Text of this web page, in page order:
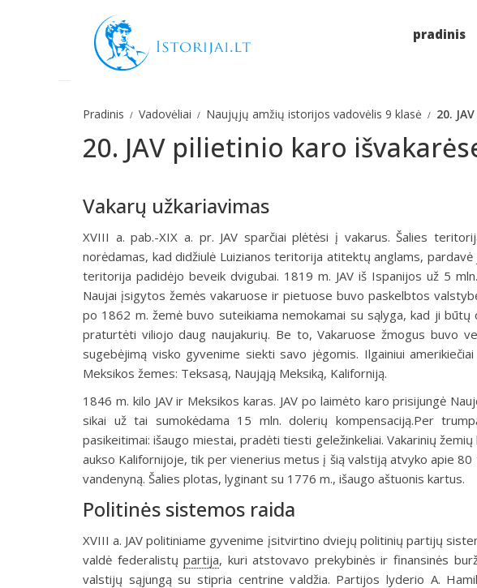
pradinis
Pradinis Vadovėliai Naujųjų amžių istorijos vadovėlis 9 klasė 20.
20. JAV pilietinio karo
Vakarų užkariavimas
XVIII a. pab.-XIX a. pr. JAV sparčiai plėtėsi į va­karus. Šalies
norėdamas, kad didžiulė Luizianos teritorija ati­tektų anglams, pardavė
teritorija padi­dėjo beveik dvigubai. 1819 m. JAV iš Ispanijos už 5
Naujai įsigytos žemės vakaruose ir pietuose buvo paskelbtos
po 1862 m. žemė buvo suteikiama nemo­kamai su sąlyga, kad ji
praturtėti viliojo daug naujakurių. Be to, Vakaruose žmogus buvo
sugebėjimą visko gyvenime siekti savo jėgomis. Ilgainiui
Meksikos žemes: Teksasą, Naująją Meksiką, Kaliforniją.
1846 m. kilo JAV ir Meksikos karas. JAV po laimėto karo prisijungė
sikai už tai sumokėdama 15 mln. dolerių kompensaciją.Per
pasikeitimai: išaugo miestai, pradėti tiesti geležinkeliai. Vaka­rinių
aukso Kalifornijo­je, tik per vienerius metus į šią valstiją at­vyko apie 80
vandenyną. Šalies plotas, lyginant su 1776 m., išaugo aštuonis kartus.
Politinės sistemos raida
XVIII a. JAV politiniame gyvenime įsitvirtino dviejų politinių partijų
valdė federalistųpartija, kuri atstovavo prekybinės ir finansinės
valstijų sąjungą su stipria centrine valdžia. Partijos lyderio A.